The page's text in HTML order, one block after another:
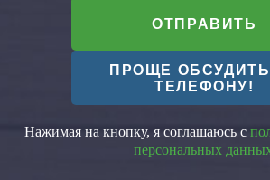
ОТПРАВИТЬ
ПРОЩЕ
ТЕЛЕФОНУ!
Нажимая на кнопку, я соглашаюсь с
персональных